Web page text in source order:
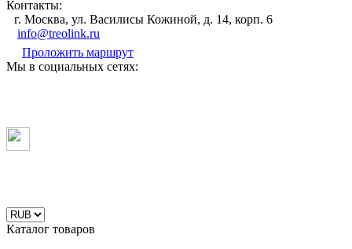
Контакты:
г. Москва, ул. Василисы Кожиной, д. 14, корп. 6
info@treolink.ru
Проложить маршрут
Мы в социальных сетях:
Каталог товаров